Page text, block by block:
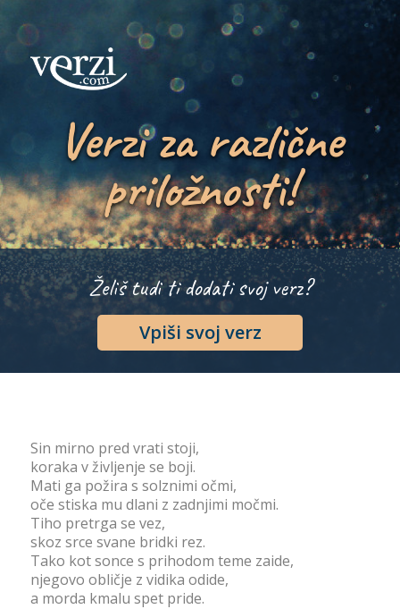
Verzi za različne
priložnosti!
Želiš tudi ti dodati svoj verz?
Vpiši svoj verz
Sin mirno pred vrati stoji,
koraka v življenje se boji.
Mati ga požira s solznimi očmi,
oče stiska mu dlani z zadnjimi močmi.
Tiho pretrga se vez,
skoz srce svane bridki rez.
Tako kot sonce s prihodom teme zaide,
njegovo obličje z vidika odide,
a morda kmalu spet pride.